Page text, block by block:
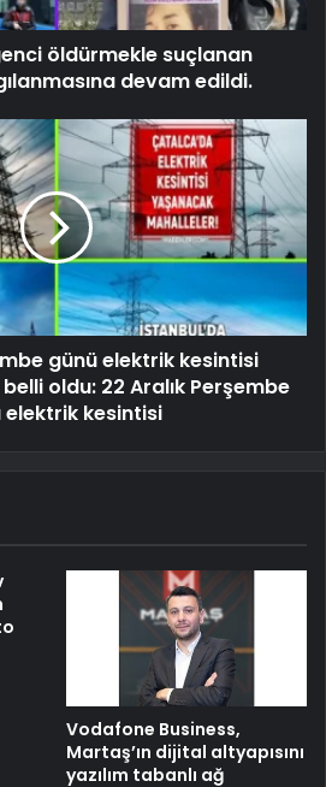
öldürmekle suçlanan
devam edildi.
günü elektrik kesintisi
oldu: 22 Aralık Perşembe
elektrik kesintisi
Vodafone Business,
Martaş’ın dijital altyapısını
yazılım tabanlı ağ